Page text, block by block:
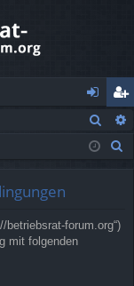
n
m
eg
ist
betriebsrat-forum.org“)
mit folgenden